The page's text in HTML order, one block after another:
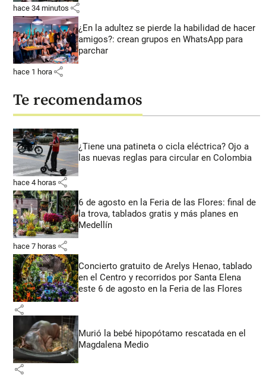
hace 34 minutos share
¿En la adultez se pierde la habilidad de hacer
amigos?: crean grupos en WhatsApp para
parchar
hace 1 hora share
Te recomendamos
¿Tiene una patineta o cicla eléctrica? Ojo a
las nuevas reglas para circular en Colombia
hace 4 horas share
6 de agosto en la Feria de las Flores: final de
la trova, tablados gratis y más planes en
Medellín
hace 7 horas share
Concierto gratuito de Arelys Henao, tablado
en el Centro y recorridos por Santa Elena
este 6 de agosto en la Feria de las Flores
share
Murió la bebé hipopótamo rescatada en el
Magdalena Medio
share